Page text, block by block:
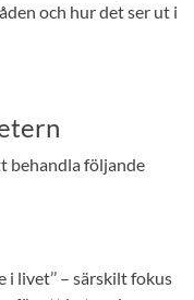
och hur det ser ut i
behandla följande
i livet’’ – särskilt fokus